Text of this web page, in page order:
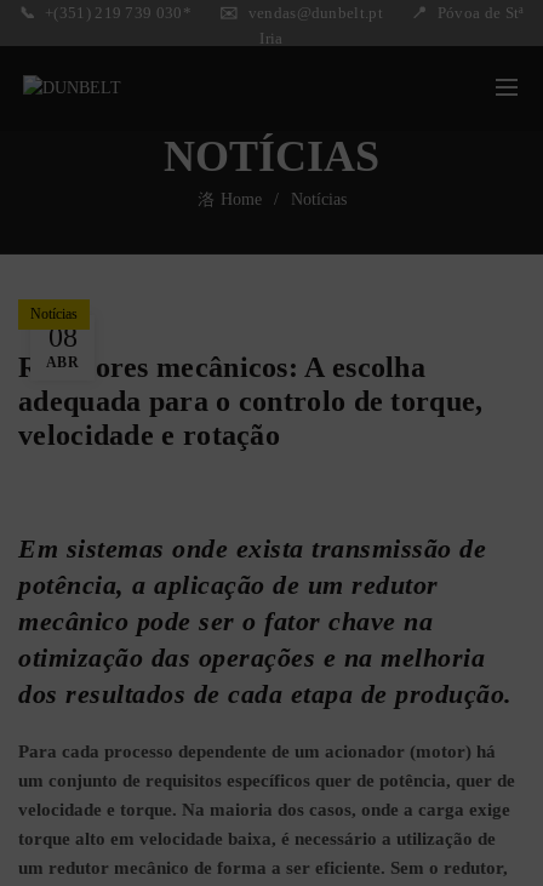
📞 +(351) 219 739 030* ✉️ vendas@dunbelt.pt 📍
Póvoa de Stª
Iria
NOTÍCIAS
Home Notícias
08
ABR
Notícias
Redutores mecânicos: A escolha
adequada para o controlo de torque,
velocidade e rotação
Em sistemas onde exista transmissão de
potência, a aplicação de um redutor
mecânico pode ser o fator chave na
otimização das operações e na melhoria
dos resultados de cada etapa de produção.
Para cada processo dependente de um acionador (motor) há
um conjunto de requisitos específicos quer de potência, quer de
velocidade e torque. Na maioria dos casos, onde a carga exige
torque alto em velocidade baixa, é necessário a utilização de
um redutor mecânico de forma a ser eficiente. Sem o redutor,
CASE STUDY
LAVANDARIA
INDUSTRIAL
11 de Maio,
2026
No
E
DE